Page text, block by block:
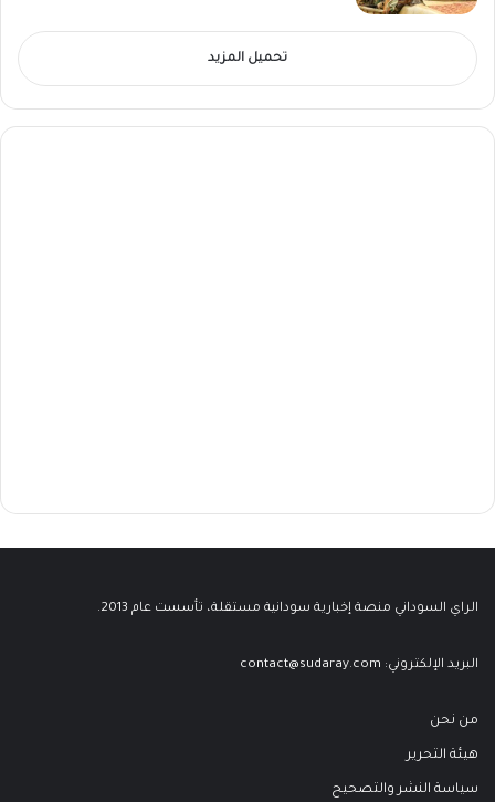
تحميل المزيد
الراي السوداني منصة إخبارية سودانية مستقلة، تأسست عام 2013.
البريد الإلكتروني: contact@sudaray.com
من نحن
هيئة التحرير
سياسة النشر والتصحيح